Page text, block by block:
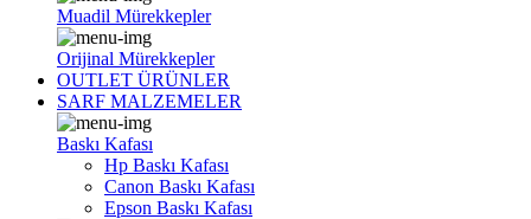
Muadil Mürekkepler
Orijinal Mürekkepler
OUTLET ÜRÜNLER
SARF MALZEMELER
Baskı Kafası
Hp Baskı Kafası
Canon Baskı Kafası
Epson Baskı Kafası